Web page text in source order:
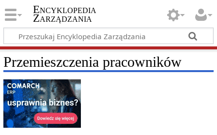
Encyklopedia
Zarządzania
Przemieszczenia pracowników